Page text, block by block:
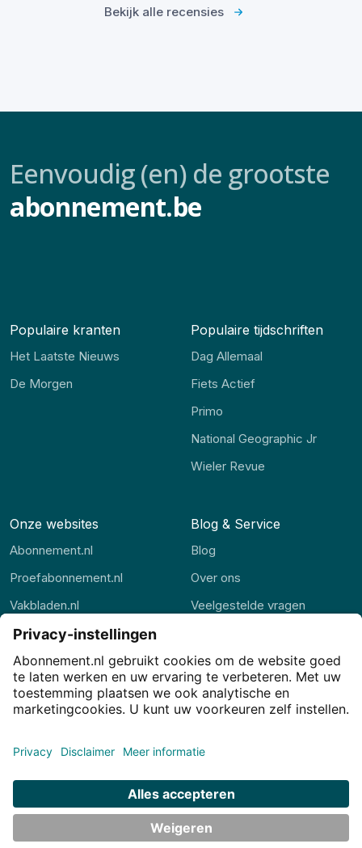
Bekijk alle recensies
Eenvoudig (en) de grootste
abonnement.be
Populaire kranten
Het Laatste Nieuws
De Morgen
Populaire tijdschriften
Dag Allemaal
Fiets Actief
Primo
National Geographic Jr
Wieler Revue
Onze websites
Abonnement.nl
Proefabonnement.nl
Vakbladen.nl
Abonnement.be
Thuisstudie.nl
Blog & Service
Blog
Over ons
Veelgestelde vragen
Privacy Privacy-instellingen
Cookies
Disclaimer
© JJ Internet Projects BV. 2026